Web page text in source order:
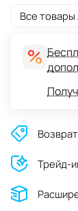
Все товары
Трейд-